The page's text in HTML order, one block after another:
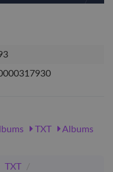
TXT
Albums
TXT
/